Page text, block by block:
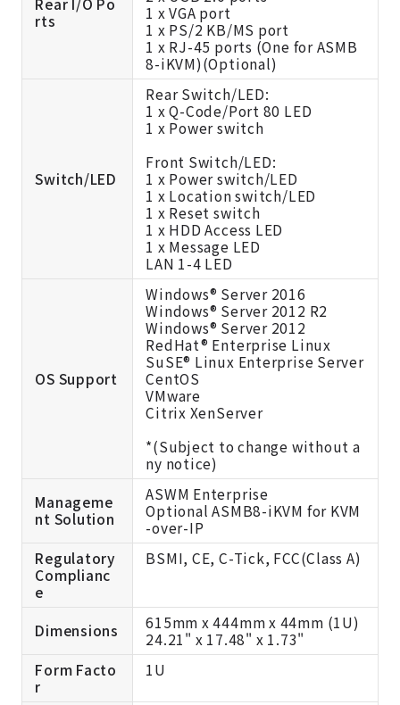
rts
1 x VGA port
1 x PS/2 KB/MS port
1 x RJ-45 ports (One for ASMB
8-iKVM)(Optional)
Switch/LED
Rear Switch/LED:
1 x Q-Code/Port 80 LED
1 x Power switch
Front Switch/LED:
1 x Power switch/LED
1 x Location switch/LED
1 x Reset switch
1 x HDD Access LED
1 x Message LED
LAN 1-4 LED
OS Support
Windows® Server 2016
Windows® Server 2012 R2
Windows® Server 2012
RedHat® Enterprise Linux
SuSE® Linux Enterprise Server
CentOS
VMware
Citrix XenServer
*(Subject to change without a
ny notice)
Manageme
nt Solution
ASWM Enterprise
Optional ASMB8-iKVM for KVM
-over-IP
Regulatory
Complianc
e
BSMI, CE, C-Tick, FCC(Class A)
Dimensions
615mm x 444mm x 44mm (1U)
24.21" x 17.48" x 1.73"
Form Facto
r
1U